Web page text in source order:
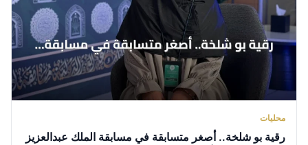
محليات
رقية بو شلخة.. أصغر متسابقة في مسابقة الملك عبدالعزيز